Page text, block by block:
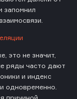
запомнил
это не значит,
ряды часто дают
и индекс
одновременно.
причиной